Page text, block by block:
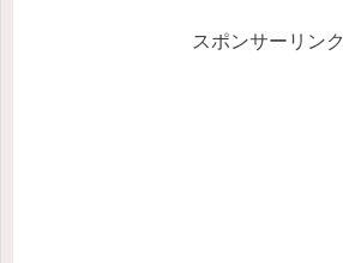
スポンサーリンク